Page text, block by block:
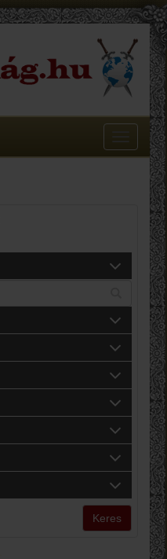
Toggle
Keres